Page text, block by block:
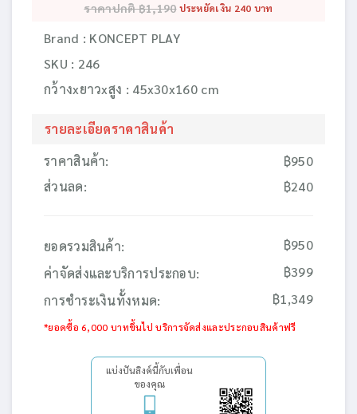
ราคาปกติ ฿1,190 ประหยัดเงิน 240 บาท
Brand : KONCEPT PLAY
SKU : 246
กว้างxยาวxสูง : 45x30x160 cm
รายละเอียดราคาสินค้า
ราคาสินค้า:
ส่วนลด:
฿950
฿240
ยอดรวมสินค้า:
฿950
ค่าจัดส่งและบริการประกอบ:
฿399
การชำระเงินทั้งหมด:
฿1,349
*ยอดซื้อ 6,000 บาทขึ้นไป บริการจัดส่งและประกอบสินค้าฟรี
แบ่งปันลิงค์นี้กับเพื่อน
ของคุณ